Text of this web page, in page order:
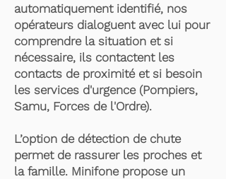
automatiquement identifié, nos
opérateurs dialoguent avec lui pour
comprendre la situation et si
nécessaire, ils contactent les
contacts de proximité et si besoin
les services d'urgence (Pompiers,
Samu, Forces de l'Ordre).
L’option de détection de chute
permet de rassurer les proches et
la famille. Minifone propose un